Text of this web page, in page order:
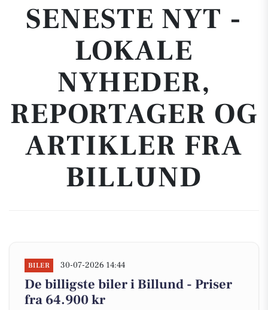
SENESTE NYT -
LOKALE
NYHEDER,
REPORTAGER OG
ARTIKLER FRA
BILLUND
BILER 30-07-2026 14:44
De billigste biler i Billund - Priser
fra 64.900 kr